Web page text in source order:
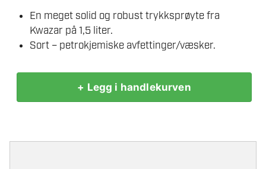
En meget solid og robust trykksprøyte fra
Kwazar på 1,5 liter.
Sort – petrokjemiske avfettinger/væsker.
LINE
+ Legg i handlekurven